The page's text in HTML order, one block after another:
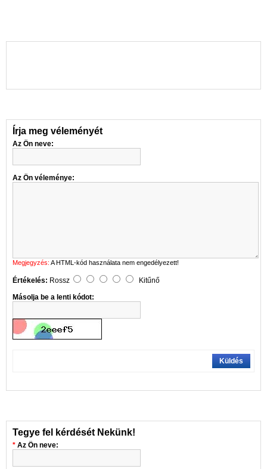
Írja meg véleményét
Az Ön neve:
Az Ön véleménye:
Megjegyzés: A HTML-kód használata nem engedélyezett!
Értékelés: Rossz
Kitűnő
Másolja be a lenti kódot:
Küldés
Tegye fel kérdését Nekünk!
Az Ön neve: